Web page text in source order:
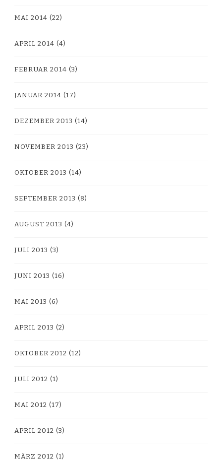
MAI 2014 (22)
APRIL 2014 (4)
FEBRUAR 2014 (3)
JANUAR 2014 (17)
DEZEMBER 2013 (14)
NOVEMBER 2013 (23)
OKTOBER 2013 (14)
SEPTEMBER 2013 (8)
AUGUST 2013 (4)
JULI 2013 (3)
JUNI 2013 (16)
MAI 2013 (6)
APRIL 2013 (2)
OKTOBER 2012 (12)
JULI 2012 (1)
MAI 2012 (17)
APRIL 2012 (3)
MÄRZ 2012 (1)